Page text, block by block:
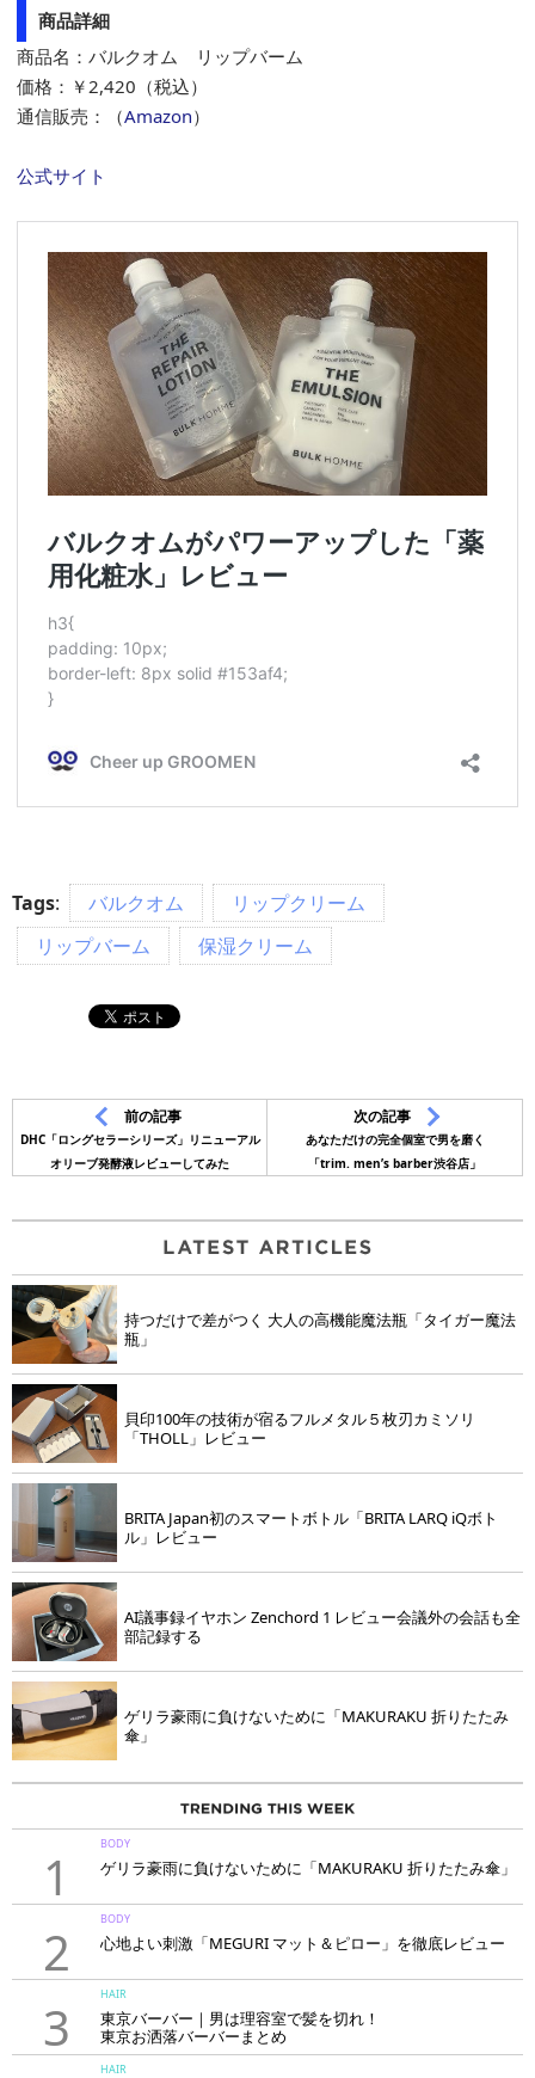
商品詳細
商品名：バルクオム リップバーム
価格：￥2,420（税込）
通信販売：（Amazon）
公式サイト
Tags: バルクオム
リップクリーム
リップバーム
保湿クリーム
前の記事
DHC「ロングセラーシリーズ」リニューアル
オリーブ発酵液レビューしてみた
次の記事
あなただけの完全個室で男を磨く
「trim. men’s barber渋谷店」
持つだけで差がつく 大人の高機能魔法瓶「タイガー魔法
瓶」
貝印100年の技術が宿るフルメタル５枚刃カミソリ
「THOLL」レビュー
BRITA Japan初のスマートボトル「BRITA LARQ iQボト
ル」レビュー
AI議事録イヤホン Zenchord 1 レビュー会議外の会話も全
部記録する
ゲリラ豪雨に負けないために「MAKURAKU 折りたたみ
傘」
1
BODY
ゲリラ豪雨に負けないために「MAKURAKU 折りたたみ傘」
2
BODY
心地よい刺激「MEGURI マット＆ピロー」を徹底レビュー
3
HAIR
東京バーバー｜男は理容室で髪を切れ！
東京お洒落バーバーまとめ
HAIR